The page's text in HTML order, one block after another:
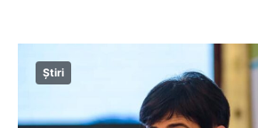
Știri